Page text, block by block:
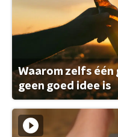
Waarom zelfs één
geen goed idee is